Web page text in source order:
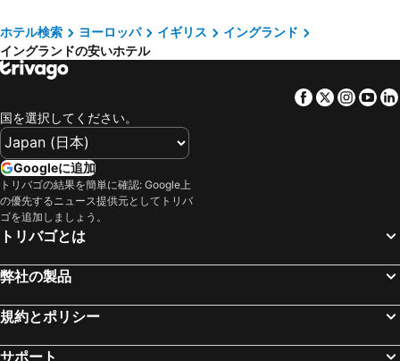
Hotel Riu Plaza London Victoria
Thistle London Heathrow Terminal 5
Premier Inn London Wembley Stadium
Premier Inn London Heathrow Airport Terminal 5 hotel
LSE Carr-Saunders Hall
hub by Premier Inn London Westminster Abbey hotel
Best Western London Heathrow Ariel Hotel
Premier Inn London Heathrow Airport T2 & T3 - Bath Road
Travelodge London Kings Cross Royal Scot
Bridge Park Hotel
Holiday Inn Express London - Wandsworth By Ihg
Park Plaza London Riverbank
ハンプトン バイ ヒルトン ロンドン クロイドン
ザ ライナー ホテル
ホテル検索 ヨーロッパ イギリス
イングランド
イングランドの安いホテル
Facebook
Twitter
国を選択してください。
Googleに追加
トリバゴの結果を簡単に確認: Google上
の優先するニュース提供元としてトリバ
ゴを追加しましょう。
トリバゴとは
弊社の製品
規約とポリシー
サポート